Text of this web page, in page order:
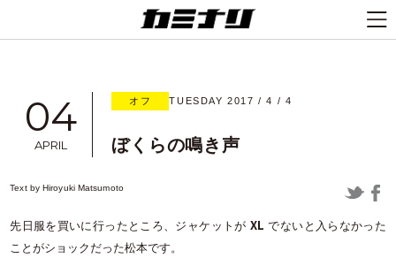
04
APRIL
オフ TUESDAY 2017 / 4 / 4
ぼくらの鳴き声
Text byHiroyuki Matsumoto
先日服を買いに行ったところ、ジャケットがXL でないと入らなかった
ことがショックだった松本です。